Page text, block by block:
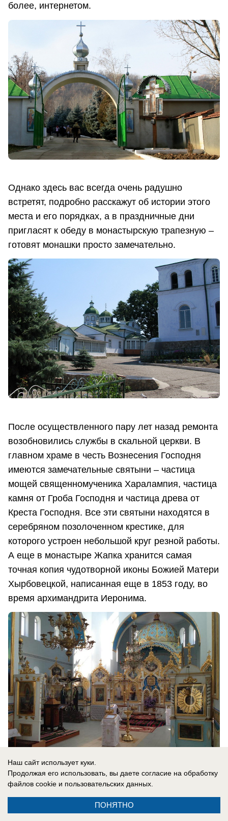
более, интернетом.
Однако здесь вас всегда очень радушно
встретят, подробно расскажут об истории этого
места и его порядках, а в праздничные дни
пригласят к обеду в монастырскую трапезную –
готовят монашки просто замечательно.
После осуществленного пару лет назад ремонта
возобновились службы в скальной церкви. В
главном храме в честь Вознесения Господня
имеются замечательные святыни – частица
мощей священномученика Харалампия, частица
камня от Гроба Господня и частица древа от
Креста Господня. Все эти святыни находятся в
серебряном позолоченном крестике, для
которого устроен небольшой круг резной работы.
А еще в монастыре Жапка хранится самая
точная копия чудотворной иконы Божией Матери
Хырбовецкой, написанная еще в 1853 году, во
время архимандрита Иеронима.
Одна из достопримечательностей монастыря –
расположенная при храме Вознесения Господня
Наш сайт использует куки.
Продолжая его использовать, вы даете согласие на обработку
файлов cookie и пользовательских данных.
ПОНЯТНО